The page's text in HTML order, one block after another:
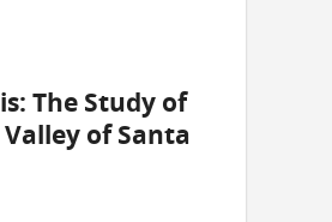
The Study of
of Santa